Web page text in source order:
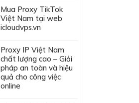
Mua Proxy TikTok
Việt Nam tại web
icloudvps.vn
Proxy IP Việt Nam
chất lượng cao – Giải
pháp an toàn và hiệu
quả cho công việc
online